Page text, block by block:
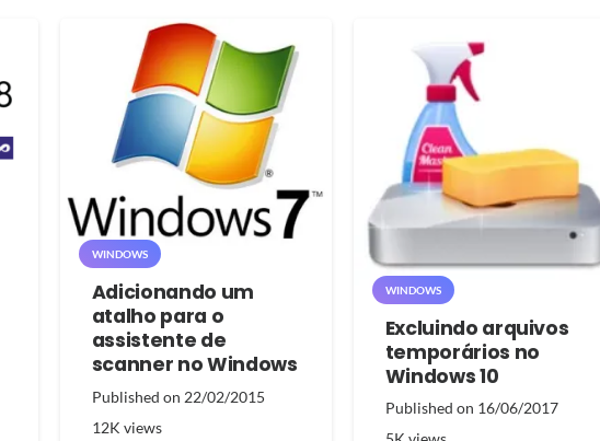
WINDOWS
Adicionando um
atalho para o
assistente de
scanner no Windows
Published on 22/02/2015
12K views
WINDOWS
Excluindo arquivos
temporários no
Windows 10
Published on 16/06/2017